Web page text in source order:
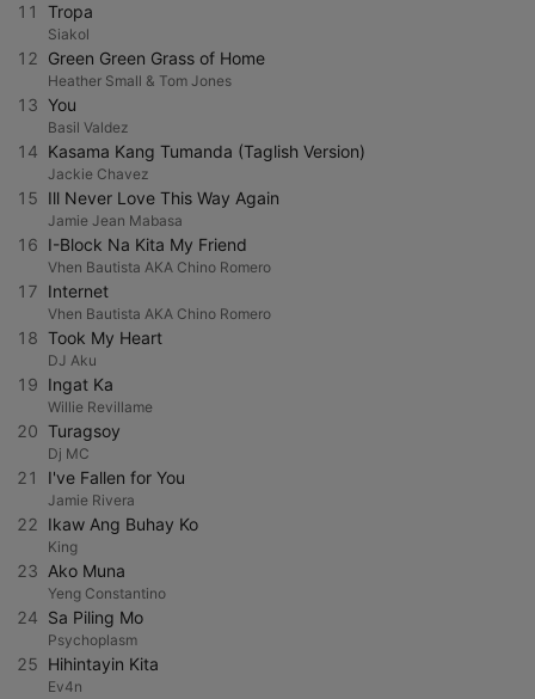
11 Tropa
Siakol
12 Green Green Grass of Home
Heather Small & Tom Jones
13 You
Basil Valdez
14 Kasama Kang Tumanda (Taglish Version)
Jackie Chavez
15 Ill Never Love This Way Again
Jamie Jean Mabasa
16 I-Block Na Kita My Friend
Vhen Bautista AKA Chino Romero
17 Internet
Vhen Bautista AKA Chino Romero
18 Took My Heart
DJ Aku
19 Ingat Ka
Willie Revillame
20 Turagsoy
Dj MC
21 I've Fallen for You
Jamie Rivera
22 Ikaw Ang Buhay Ko
King
23 Ako Muna
Yeng Constantino
24 Sa Piling Mo
Psychoplasm
25 Hihintayin Kita
Ev4n